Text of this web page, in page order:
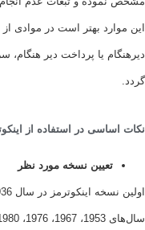
بهتر است در موادی از
یا پرداخت دیر هنگام،
در استفاده از اینکوترمز
نسخه مورد نظر
اولین